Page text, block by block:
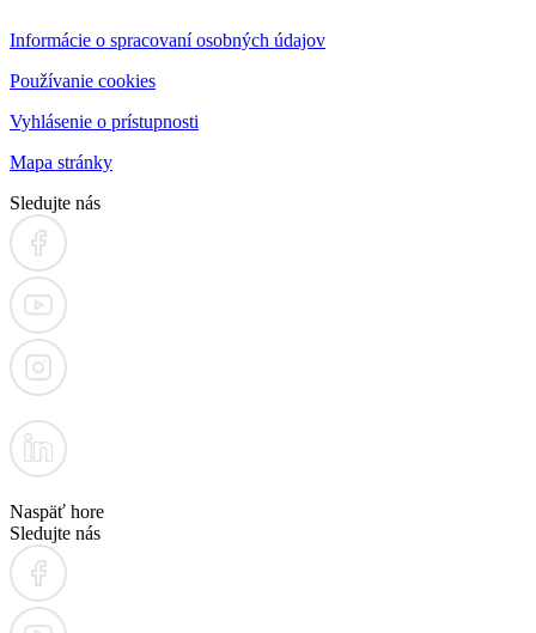
Informácie o spracovaní osobných údajov
Používanie cookies
Vyhlásenie o prístupnosti
Mapa stránky
Sledujte nás
Naspäť hore
Sledujte nás